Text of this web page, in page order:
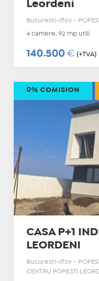
Leordeni
Bucuresti-Ilfov -
4 camere, 92 mp utili
140.500 € (+TVA)
CASA P+1
LEORDENI
Bucuresti-Ilfov -
CENTRU POPESTI
0% COMISION